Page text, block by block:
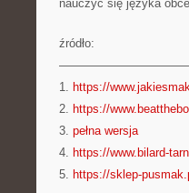
nauczyć się języka
źródło:
———————————
1. https://
2. https://
3. pełna wersja
4. https://www.bilard-
5. https://sklep-